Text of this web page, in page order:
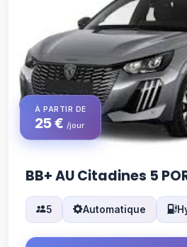
À PARTIR DE
25 € /jour
BB+ AU Citadines 5
5 Automatique